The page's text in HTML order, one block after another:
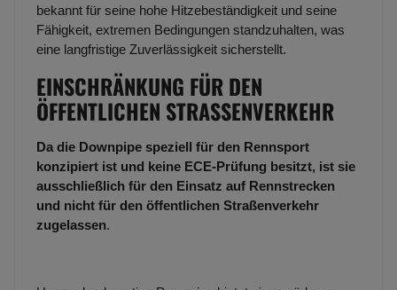
bekannt für seine hohe Hitzebeständigkeit und seine
Fähigkeit, extremen Bedingungen standzuhalten, was
eine langfristige Zuverlässigkeit sicherstellt.
EINSCHRÄNKUNG FÜR DEN
ÖFFENTLICHEN STRASSENVERKEHR
Da die Downpipe speziell für den Rennsport
konzipiert ist und keine ECE-Prüfung besitzt, ist sie
ausschließlich für den Einsatz auf Rennstrecken
und nicht für den öffentlichen Straßenverkehr
zugelassen.